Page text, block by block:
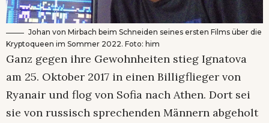
Johan von Mirbach beim Schneiden seines ersten Films über die
Kryptoqueen im Sommer 2022. Foto: him
Ganz gegen ihre Gewohnheiten stieg Ignatova
am 25. Oktober 2017 in einen Billigflieger von
Ryanair und flog von Sofia nach Athen. Dort sei
sie von russisch sprechenden Männern abgeholt